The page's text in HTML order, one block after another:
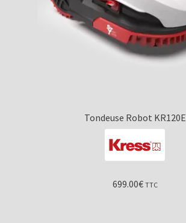
Tondeuse Robot KR120E
699.00€ TTC